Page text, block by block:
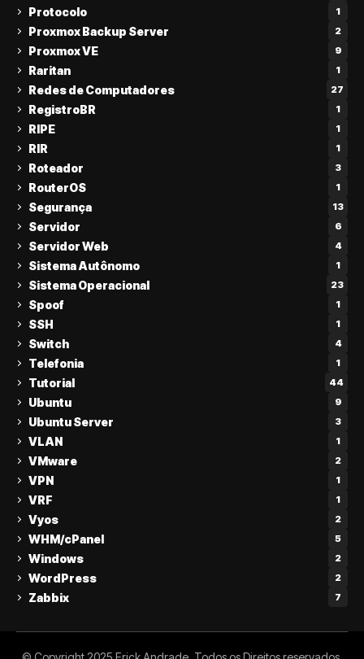
Protocolo 1
Proxmox Backup Server 2
Proxmox VE 9
Raritan 1
Redes de Computadores 27
RegistroBR 1
RIPE 1
RIR 1
Roteador 3
RouterOS 1
Segurança 13
Servidor 6
Servidor Web 4
Sistema Autônomo 1
Sistema Operacional 23
Spoof 1
SSH 1
Switch 4
Telefonia 1
Tutorial 44
Ubuntu 9
Ubuntu Server 3
VLAN 1
VMware 2
VPN 1
VRF 1
Vyos 2
WHM/cPanel 5
Windows 2
WordPress 2
Zabbix 7